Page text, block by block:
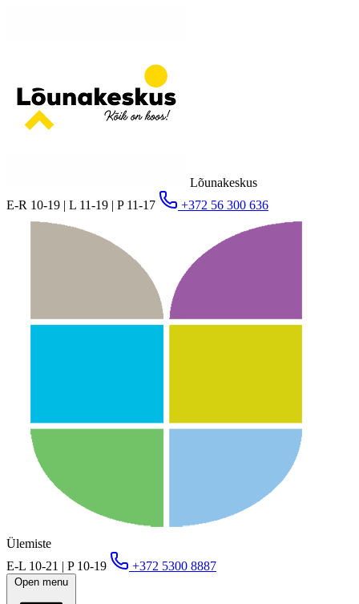
Lõunakeskus
E-R 10-19 | L 11-19 | P 11-17
+372 56 300 636
Ülemiste
E-L 10-21 | P 10-19
+372 5300 8887
Open menu